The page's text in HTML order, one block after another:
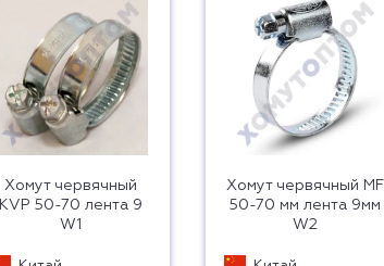
Хомут червячный
KVP 50-70 лента 9
W1
Хомут червячный MF
50-70 мм лента 9мм
W2